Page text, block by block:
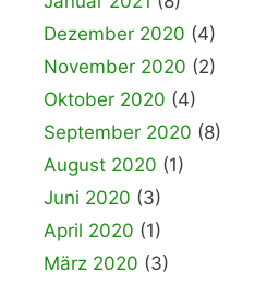
Dezember 2020 (4)
November 2020 (2)
Oktober 2020 (4)
September 2020 (8)
August 2020 (1)
Juni 2020 (3)
April 2020 (1)
März 2020 (3)